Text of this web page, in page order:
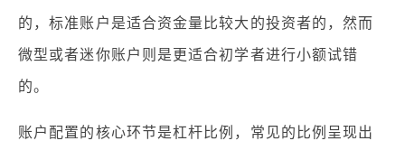
的，标准账户是适合资金量比较大的投资者的，然而
微型或者迷你账户则是更适合初学者进行小额试错
的。
账户配置的核心环节是杠杆比例，常见的比例呈现出